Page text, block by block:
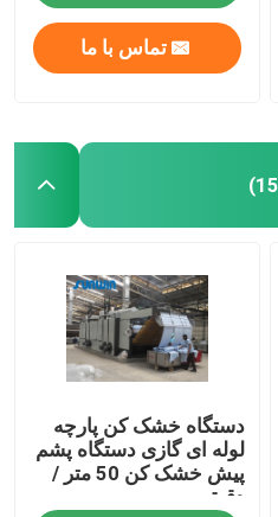
تماس با ما
دستگاه خشک کن پارچه
لوله ای گازی دستگاه پشم
پیش خشک کن 50 متر /
دقیقه